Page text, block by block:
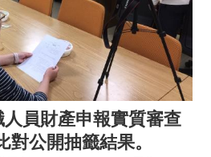
員財產申報實質審查
公開抽籤結果。